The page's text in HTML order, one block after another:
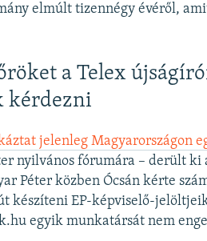
elmúlt tizennégy évéről,
a Telex
kérdezni
jelenleg Magyarországon
nyilvános fórumára – derült ki
Péter közben Ócsán kérte
készíteni EP-képviselő-
egyik munkatársát nem